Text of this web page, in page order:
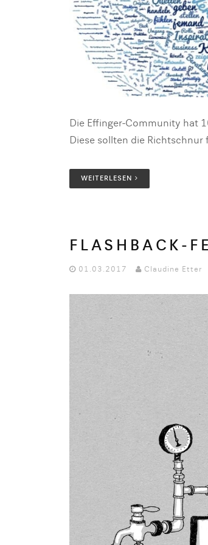
Die Effinger-Community hat
Diese sollten die
WEITERLESEN
FLASHBACK-
01.03.2017 Claudine Etter